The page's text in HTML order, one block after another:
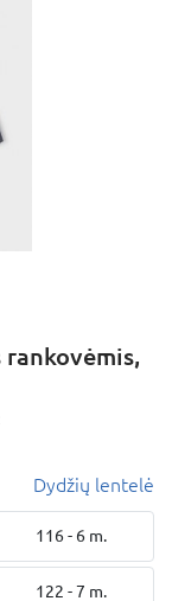
Dydžių lentelė
116 - 6 m.
122 - 7 m.